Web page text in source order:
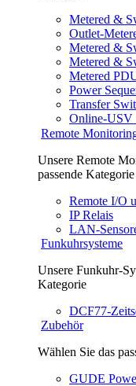
Metered &
Outlet-
Metered &
Metered &
Metered
Power
Transfer
Online-USV
Remote
Unsere Remote
passende Kategorie
Remote I/O
IP Relais
LAN-
Funkuhrsysteme
Unsere Funkuhr-
Kategorie
DCF77-
Zubehör
Wählen Sie das
GUDE